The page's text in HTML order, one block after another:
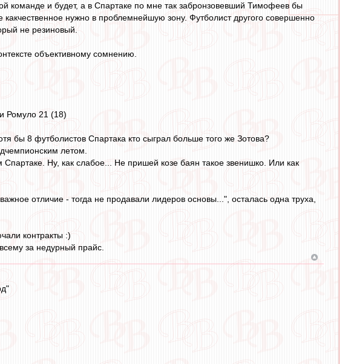
команде и будет, а в Спартаке по мне так забронзовевший Тимофеев бы
нужно в проблемнейшую зону. Футболист другого совершенно
не резиновый.
объективному сомнению.
Ромуло 21 (18)
бы 8 футболистов Спартака кто сыграл больше того же Зотова?
летом.
Ну, как слабое... Не пришей козе баян такое звенишко. Или как
отличие - тогда не продавали лидеров основы...", осталась одна труха,
контракты :)
за недурный прайс.